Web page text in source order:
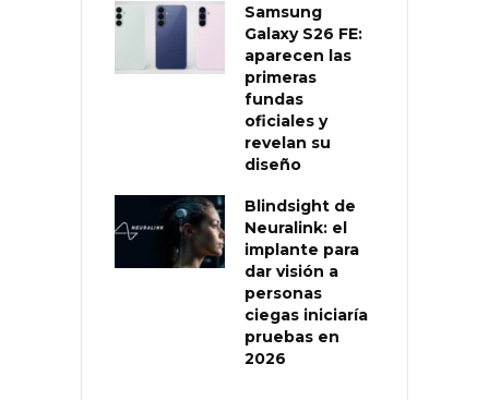
Samsung
Galaxy S26 FE:
aparecen las
primeras
fundas
oficiales y
revelan su
diseño
Blindsight de
Neuralink: el
implante para
dar visión a
personas
ciegas iniciaría
pruebas en
2026